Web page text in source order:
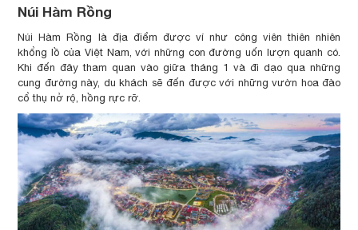
Núi Hàm Rồng
Núi Hàm Rồng là địa điểm được ví như công viên thiên nhiên
khổng lồ của Việt Nam, với những con đường uốn lượn quanh có.
Khi đến đây tham quan vào giữa tháng 1 và đi dạo qua những
cung đường này, du khách sẽ đến được với những vườn hoa đào
cổ thụ nở rộ, hồng rực rỡ.